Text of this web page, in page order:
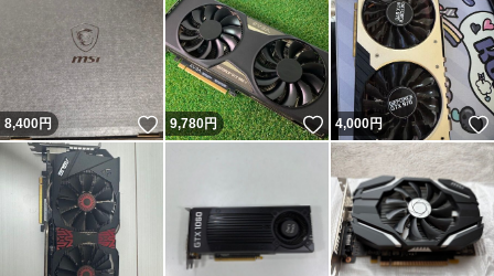
8,400円 いいね！
9,780円 いいね！
4,000円